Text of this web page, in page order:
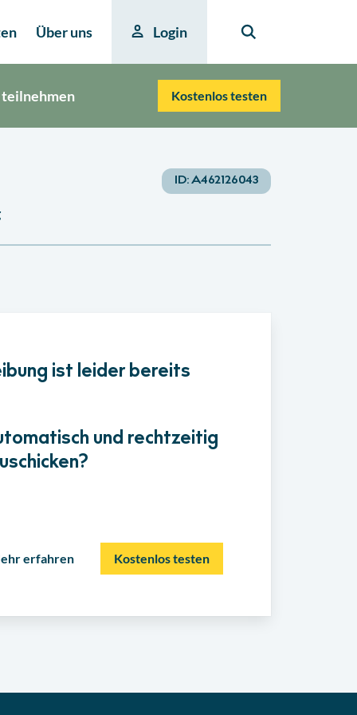
Über uns Login
teilnehmen Kostenlos testen
ID:A462126043
ist leider bereits
und rechtzeitig
erfahren Kostenlos testen